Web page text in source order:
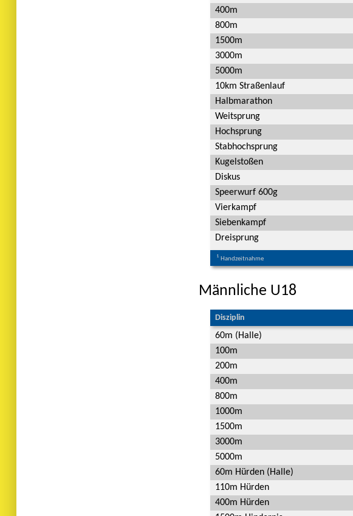
400m
800m
1500m
3000m
5000m
10km Straßenlauf
Halbmarathon
Weitsprung
Hochsprung
Stabhochsprung
Kugelstoßen
Diskus
Speerwurf 600g
Vierkampf
Siebenkampf
Dreisprung
1 Handzeitnahme
Männliche U18
Disziplin
60m (Halle)
100m
200m
400m
800m
1000m
1500m
3000m
5000m
60m Hürden (Halle)
110m Hürden
400m Hürden